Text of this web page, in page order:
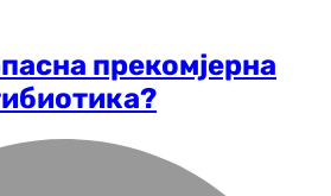
прекомјерна